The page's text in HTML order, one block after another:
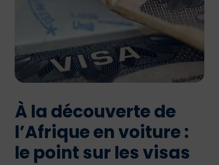
À la découverte de
l’Afrique en voiture :
le point sur les visas